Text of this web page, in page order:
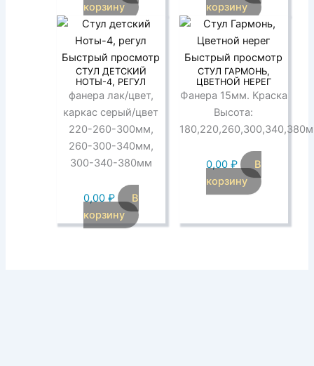
корзину
корзину
Быстрый просмотр
СТУЛ ДЕТСКИЙ
НОТЫ-4, РЕГУЛ
фанера лак/цвет,
каркас серый/цвет
220-260-300мм,
260-300-340мм,
300-340-380мм
0,00 ₽
В
корзину
Быстрый просмотр
СТУЛ ГАРМОНЬ,
ЦВЕТНОЙ НЕРЕГ
Фанера 15мм. Краска
Высота:
0,00 ₽
В
корзину